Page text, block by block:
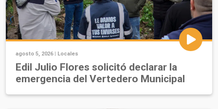
agosto 5, 2026 | Locales
Edil Julio Flores solicitó declarar la
emergencia del Vertedero Municipal